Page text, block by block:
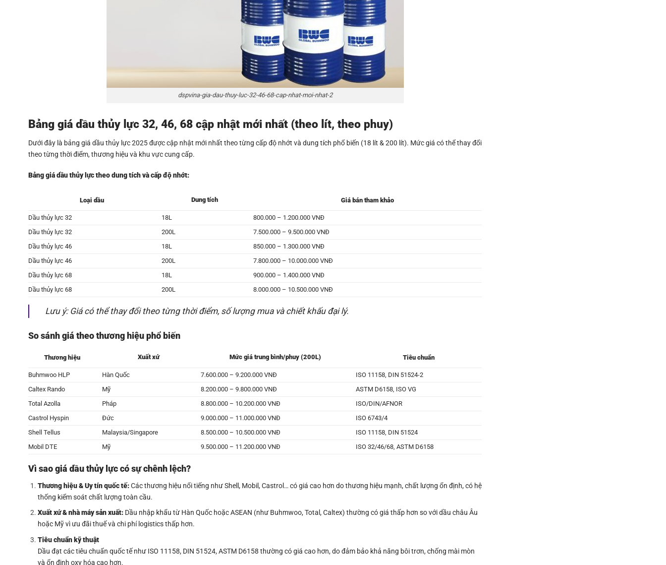
dspvina-gia-dau-thuy-luc-32-46-68-cap-nhat-moi-nhat-2
Bảng giá dầu thủy lực 32, 46, 68 cập nhật mới nhất (theo lít, theo phuy)
Dưới đây là bảng giá dầu thủy lực 2025 được cập nhật mới nhất theo từng cấp độ nhớt và dung tích phổ biến (18 lít & 200 lít). Mức giá có thể thay đổi
theo từng thời điểm, thương hiệu và khu vực cung cấp.
Bảng giá dầu thủy lực theo dung tích và cấp độ nhớt:
Loại dầu Dung tích Giá bán tham khảo
Dầu thủy lực 32 18L
800.000 – 1.200.000 VNĐ
Dầu thủy lực 32
200L
7.500.000 – 9.500.000 VNĐ
Dầu thủy lực 46
18L
850.000 – 1.300.000 VNĐ
Dầu thủy lực 46
200L
7.800.000 – 10.000.000 VNĐ
Dầu thủy lực 68
18L
900.000 – 1.400.000 VNĐ
Dầu thủy lực 68
200L 8.000.000 – 10.500.000 VNĐ
Lưu ý: Giá có thể thay đổi theo từng thời điểm, số lượng mua và chiết khấu đại lý.
So sánh giá theo thương hiệu phổ biến
Thương hiệu Xuất xứ Mức giá trung bình/phuy (200L) Tiêu chuẩn
Buhmwoo HLP Hàn Quốc 7.600.000 – 9.200.000 VNĐ
ISO 11158, DIN 51524-2
Caltex Rando
Mỹ 8.200.000 – 9.800.000 VNĐ
ASTM D6158, ISO VG
Total Azolla
Pháp 8.800.000 – 10.200.000 VNĐ
ISO/DIN/AFNOR
Castrol Hyspin
Đức 9.000.000 – 11.000.000 VNĐ
ISO 6743/4
Shell Tellus
Malaysia/Singapore 8.500.000 – 10.500.000 VNĐ
ISO 11158, DIN 51524
Mobil DTE
Mỹ 9.500.000 – 11.200.000 VNĐ ISO 32/46/68, ASTM D6158
Vì sao giá dầu thủy lực có sự chênh lệch?
Thương hiệu & Uy tín quốc tế:Các thương hiệu nổi tiếng như Shell, Mobil, Castrol… có giá cao hơn do thương hiệu mạnh, chất lượng ổn định, có hệ
thống kiểm soát chất lượng toàn cầu.
Xuất xứ & nhà máy sản xuất: Dầu nhập khẩu từ Hàn Quốc hoặc ASEAN (như Buhmwoo, Total, Caltex) thường có giá thấp hơn so với dầu châu Âu
hoặc Mỹ vì ưu đãi thuế và chi phí logistics thấp hơn.
Tiêu chuẩn kỹ thuật
Dầu đạt các tiêu chuẩn quốc tế như ISO 11158, DIN 51524, ASTM D6158 thường có giá cao hơn, do đảm bảo khả năng bôi trơn, chống mài mòn
và ổn định oxy hóa cao hơn.